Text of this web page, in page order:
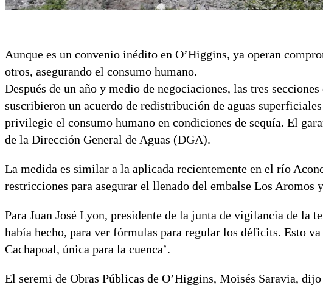
Aunque es un convenio inédito en O’Higgins, ya operan
otros, asegurando el consumo humano.
Después de un año y medio de negociaciones, las tres
suscribieron un acuerdo de redistribución de aguas
privilegie el consumo humano en condiciones de sequía. El
de la Dirección General de Aguas (DGA).
La medida es similar a la aplicada recientemente en el río
restricciones para asegurar el llenado del embalse Los
Para Juan José Lyon, presidente de la junta de vigilancia de la
había hecho, para ver fórmulas para regular los déficits. Esto
Cachapoal, única para la cuenca’.
El seremi de Obras Públicas de O’Higgins, Moisés Saravia,